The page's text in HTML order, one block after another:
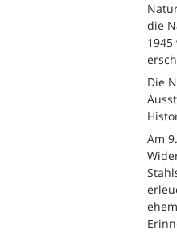
die
Die
Am